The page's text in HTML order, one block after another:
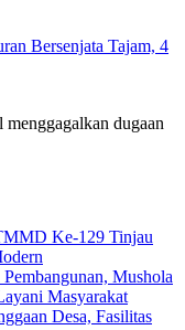
Bersenjata Tajam, 4
dugaan
Ke-129 Tinjau
Mushola
Masyarakat
Desa, Fasilitas